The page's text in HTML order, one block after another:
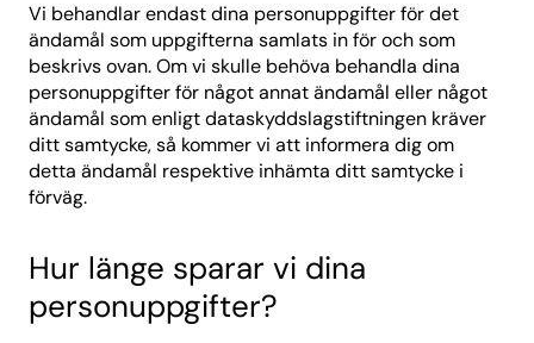
Vi behandlar endast dina personuppgifter för det
ändamål som uppgifterna samlats in för och som
beskrivs ovan. Om vi skulle behöva behandla dina
personuppgifter för något annat ändamål eller något
ändamål som enligt dataskyddslagstiftningen kräver
ditt samtycke, så kommer vi att informera dig om
detta ändamål respektive inhämta ditt samtycke i
förväg.
Hur länge sparar vi dina
personuppgifter?